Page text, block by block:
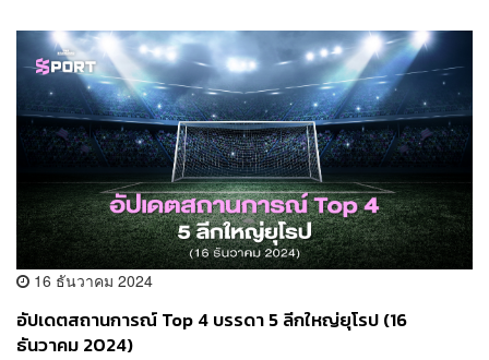
16 ธันวาคม 2024
อัปเดตสถานการณ์ Top 4 บรรดา 5 ลีกใหญ่ยุโรป (16
ธันวาคม 2024)